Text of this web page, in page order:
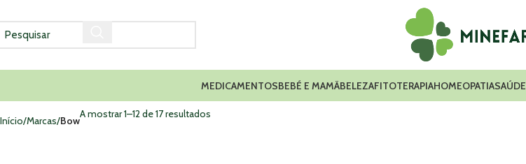
MEDICAMENTOSBEBÉ E MAMÃBELEZAFITOTERAPIAHOMEOPATIASAÚDE
Início Marcas Bow
A mostrar 1–12 de 17 resultados